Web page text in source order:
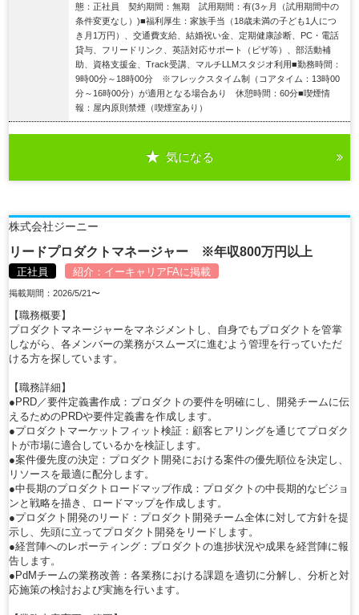
態：正社員 契約期間：無期 試用期間：有(3ヶ月（試用期間中の
条件変更なし）)■福利厚生：家族手当（18歳未満の子ども1人につ
き月1万円）、交通費支給、結婚祝い金、定期健康診断、PC・電話
貸与、フリードリンク、英語対応サポート（ビザ等）、部活動補
助、資格支援金、Track受講、マルチLLMスタジオ利用■勤務時間：
9時00分～18時00分 ※フレックスタイム制（コアタイム：13時00
分～16時00分）が適用となる場合あり 休憩時間：60分■喫煙情
報：屋内原則禁煙（喫煙室あり）
気になる
株式会社ジーニー
リードプロダクトマネージャー ※年収800万円以上
正社員 紹介： イーキャリアFAに掲載
掲載期間：2026/5/21〜
【職務概要】
プロダクトマネージャーをマネジメントし、自身でもプロダクトを管掌
しながら、各メンバーの業務がスムーズに進むよう管理を行っていただ
ける方を探しています。
【職務詳細】
●PRD／要件定義書作成：プロダクトの要件を明確にし、開発チームに伝
えるためのPRDや要件定義書を作成します。
●プロダクトマーケットフィット検証：顧客ヒアリングを通じてプロダク
トが市場に適合しているかを検証します。
●案件優先度の決定：プロダクト開発における案件の優先順位を決定し、
リソースを最適に配分します。
●中長期のプロダクトロードマップ作成：プロダクトの中長期的なビジョ
ンと戦略を描き、ロードマップを作成します。
●プロダクト開発のリード：プロダクト開発チーム全体に対して方針を提
示し、先頭に立ってプロダクト開発をリードします。
●経営陣へのレポーティング：プロダクトの進捗状況や成果を経営陣に報
告します。
●PdMチームの業務改善：各業務における課題を適切に分解し、分析と対
応施策の検討および実施を行います。